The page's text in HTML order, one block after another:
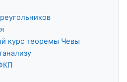
курс теоремы Чевы